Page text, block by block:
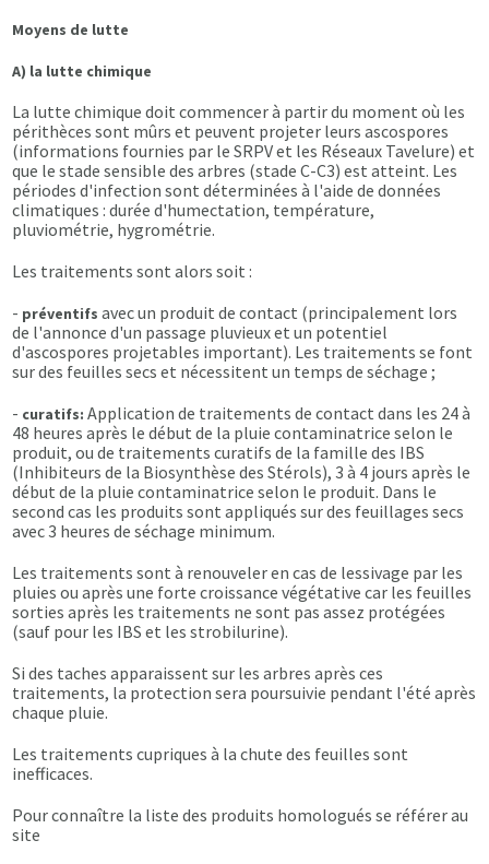
Moyens de lutte
A) la lutte chimique
La lutte chimique doit commencer à partir du moment où les
périthèces sont mûrs et peuvent projeter leurs ascospores
(informations fournies par le SRPV et les Réseaux Tavelure) et
que le stade sensible des arbres (stade C-C3) est atteint. Les
périodes d'infection sont déterminées à l'aide de données
climatiques : durée d'humectation, température,
pluviométrie, hygrométrie.
Les traitements sont alors soit :
- préventifsavec un produit de contact (principalement lors
de l'annonce d'un passage pluvieux et un potentiel
d'ascospores projetables important). Les traitements se font
sur des feuilles secs et nécessitent un temps de séchage ;
- curatifs: Application de traitements de contact dans les 24 à
48 heures après le début de la pluie contaminatrice selon le
produit, ou de traitements curatifs de la famille des IBS
(Inhibiteurs de la Biosynthèse des Stérols), 3 à 4 jours après le
début de la pluie contaminatrice selon le produit. Dans le
second cas les produits sont appliqués sur des feuillages secs
avec 3 heures de séchage minimum.
Les traitements sont à renouveler en cas de lessivage par les
pluies ou après une forte croissance végétative car les feuilles
sorties après les traitements ne sont pas assez protégées
(sauf pour les IBS et les strobilurine).
Si des taches apparaissent sur les arbres après ces
traitements, la protection sera poursuivie pendant l'été après
chaque pluie.
Les traitements cupriques à la chute des feuilles sont
inefficaces.
Pour connaître la liste des produits homologués se référer au
site